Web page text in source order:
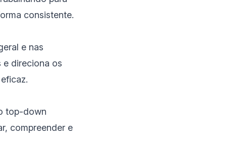
consistente.
e nas
e direciona os
top-down
compreender e